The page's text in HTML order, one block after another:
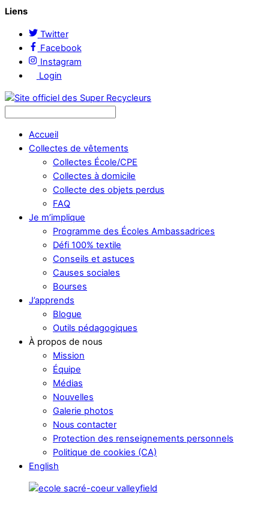
Liens
Twitter
Facebook
Instagram
Login
Accueil
Collectes de vêtements
Collectes École/CPE
Collectes à domicile
Collecte des objets perdus
FAQ
Je m’implique
Programme des Écoles Ambassadrices
Défi 100% textile
Conseils et astuces
Causes sociales
Bourses
J’apprends
Blogue
Outils pédagogiques
À propos de nous
Mission
Équipe
Médias
Nouvelles
Galerie photos
Nous contacter
Protection des renseignements personnels
Politique de cookies (CA)
English